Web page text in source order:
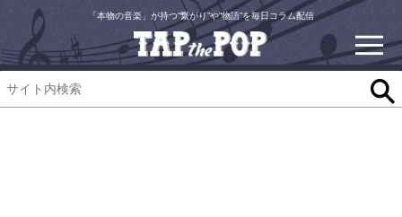
「本物の音楽」が持つ“繋がり”や“物語”を毎日コラム配信